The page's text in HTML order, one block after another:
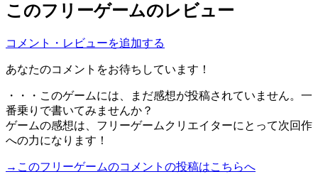
このフリーゲームのレビュー
コメント・レビューを追加する
あなたのコメントをお待ちしています！
・・・このゲームには、まだ感想が投稿されていません。一
番乗りで書いてみませんか？
ゲームの感想は、フリーゲームクリエイターにとって次回作
への力になります！
→このフリーゲームのコメントの投稿はこちらへ